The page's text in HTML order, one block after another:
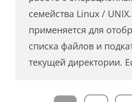
семейства Linux /
применяется для
списка файлов и
текущей директории.